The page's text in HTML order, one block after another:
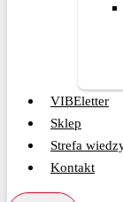
VIBEletter
Sklep
Strefa
Kontakt